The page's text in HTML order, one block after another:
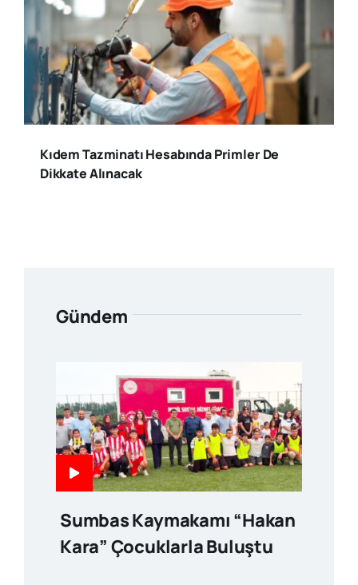
Kıdem Tazminatı Hesabında Primler De
Dikkate Alınacak
Gündem
Sumbas Kaymakamı “Hakan
Kara” Çocuklarla Buluştu